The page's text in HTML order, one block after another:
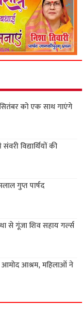
सितंबर को एक साथ गाएंगे
विद्यार्थियों की
गुप्त पार्षद
से गूंजा शिव सहाय गर्ल्स
आश्रम, महिलाओं ने